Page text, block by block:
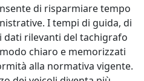
di risparmiare tempo
I tempi di guida, di
dati rilevanti del tachigrafo
chiaro e memorizzati
alla normativa vigente.